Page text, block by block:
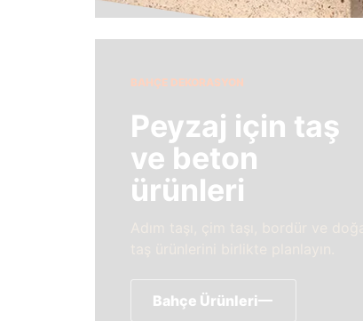
BAHÇE DEKORASYON
Peyzaj için taş
ve beton
ürünleri
Bahçe Ürünleri